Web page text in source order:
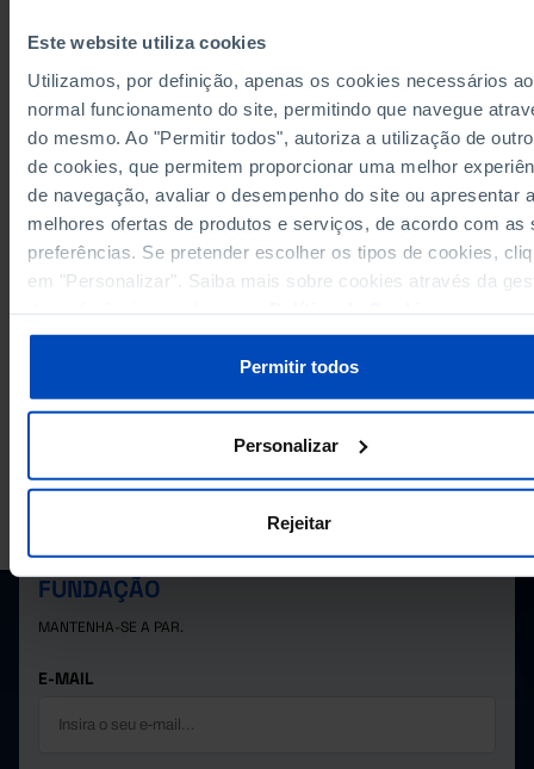
Este website utiliza cookies
Utilizamos, por definição, apenas os cookies necessários ao
normal funcionamento do site, permitindo que navegue
do mesmo. Ao "Permitir todos", autoriza a utilização de
de cookies, que permitem proporcionar uma melhor
de navegação, avaliar o desempenho do site ou apresentar
melhores ofertas de produtos e serviços, de acordo com as
preferências. Se pretender escolher os tipos de cookies,
em "Personalizar". Saiba mais sobre cookies através da
Permitir todos
Personalizar
Rejeitar
189.367 21.564
Fontes/Entidades: INE, PORDATA
Última actualização: 2024-09-30
RELACIONADOS
Imigrantes permanentes: total e por naturalidade em Portugal
População média anual residente: total e por grupo etário em Portugal
SUBSCREVER A NEWSLETTER DA
FUNDAÇÃO
MANTENHA-SE A PAR.
E-MAIL